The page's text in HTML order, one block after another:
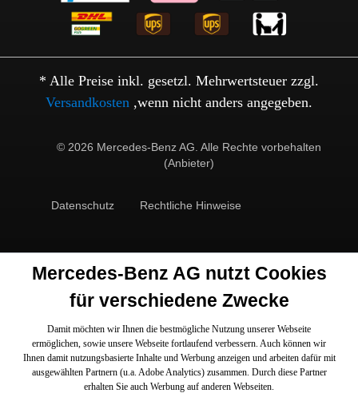
* Alle Preise inkl. gesetzl. Mehrwertsteuer zzgl.
Versandkosten ,wenn nicht anders angegeben.
© 2026 Mercedes-Benz AG. Alle Rechte vorbehalten
(Anbieter)
Datenschutz Rechtliche Hinweise
Mercedes-Benz AG nutzt Cookies
für verschiedene Zwecke
Damit möchten wir Ihnen die bestmögliche Nutzung unserer Webseite
ermöglichen, sowie unsere Webseite fortlaufend verbessern. Auch können wir
Ihnen damit nutzungsbasierte Inhalte und Werbung anzeigen und arbeiten dafür mit
ausgewählten Partnern (u.a. Adobe Analytics) zusammen. Durch diese Partner
erhalten Sie auch Werbung auf anderen Webseiten.